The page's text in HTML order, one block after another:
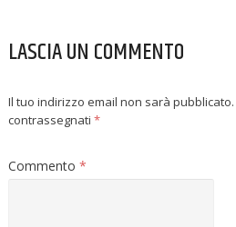
LASCIA UN COMMENTO
Il tuo indirizzo email non sarà pubblicato.
contrassegnati *
Commento *